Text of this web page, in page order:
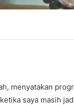
menyatakan
saya masih